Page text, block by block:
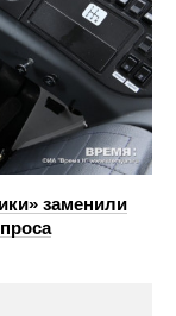
заменили